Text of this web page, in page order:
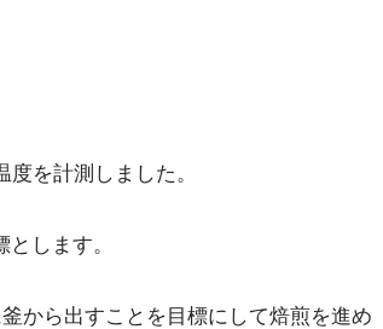
を計測しました。
します。
から出すことを目標にして焙煎を進め